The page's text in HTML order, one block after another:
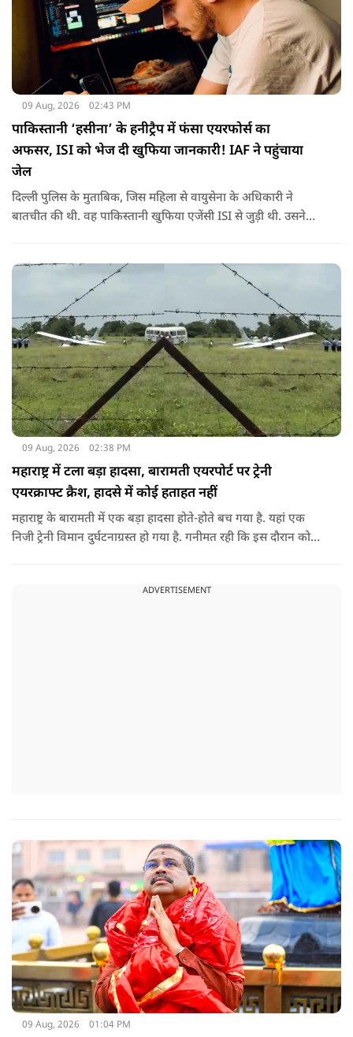
09 Aug, 2026 02:43 PM
पाकिस्तानी ‘हसीना’ के हनीट्रैप में फंसा एयरफोर्स का
अफसर, ISI को भेज दी खुफिया जानकारी! IAF ने पहुंचाया
जेल
दिल्ली पुलिस के मुताबिक, जिस महिला से वायुसेना के अधिकारी ने
बातचीत की थी. वह पाकिस्तानी खुफिया एजेंसी ISI से जुड़ी थी. उसने
09 Aug, 2026 02:38 PM
महाराष्ट्र में टला बड़ा हादसा, बारामती एयरपोर्ट पर ट्रेनी
एयरक्राफ्ट क्रैश, हादसे में कोई हताहत नहीं
महाराष्ट्र के बारामती में एक बड़ा हादसा होते-होते बच गया है. यहां एक
निजी ट्रेनी विमान दुर्घटनाग्रस्त हो गया है. गनीमत रही कि इस दौरान कोई
ADVERTISEMENT
09 Aug, 2026 01:04 PM